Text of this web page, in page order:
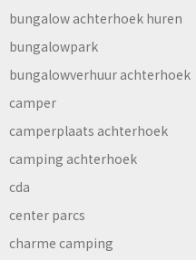
bungalow achterhoek huren
bungalowpark
bungalowverhuur achterhoek
camper
camperplaats achterhoek
camping achterhoek
cda
center parcs
charme camping